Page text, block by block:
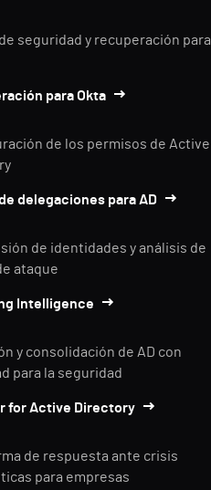
seguridad y recuperación para
para Okta
de los permisos de Active
delegaciones para AD
de identidades y análisis de
ataque
Intelligence
y consolidación de AD con
para la seguridad
for Active Directory
de respuesta ante crisis
para empresas